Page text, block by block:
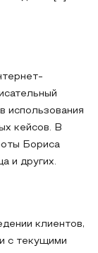
использования
кейсов. В
Бориса
и других.
клиентов,
с текущими